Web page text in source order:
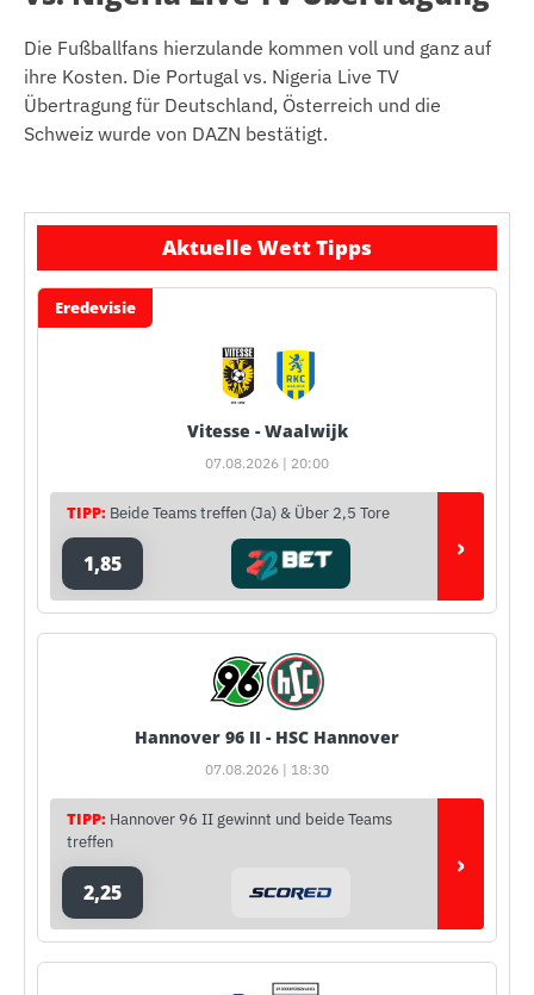
Die Fußballfans hierzulande kommen voll und ganz auf
ihre Kosten. Die Portugal vs. Nigeria Live TV
Übertragung für Deutschland, Österreich und die
Schweiz wurde von DAZN bestätigt.
Aktuelle Wett Tipps
Eredevisie
Vitesse - Waalwijk
07.08.2026 | 20:00
TIPP: Beide Teams treffen (Ja) & Über 2,5 Tore
1,85 ›
Hannover 96 II - HSC Hannover
07.08.2026 | 18:30
TIPP: Hannover 96 II gewinnt und beide Teams
treffen
2,25
›